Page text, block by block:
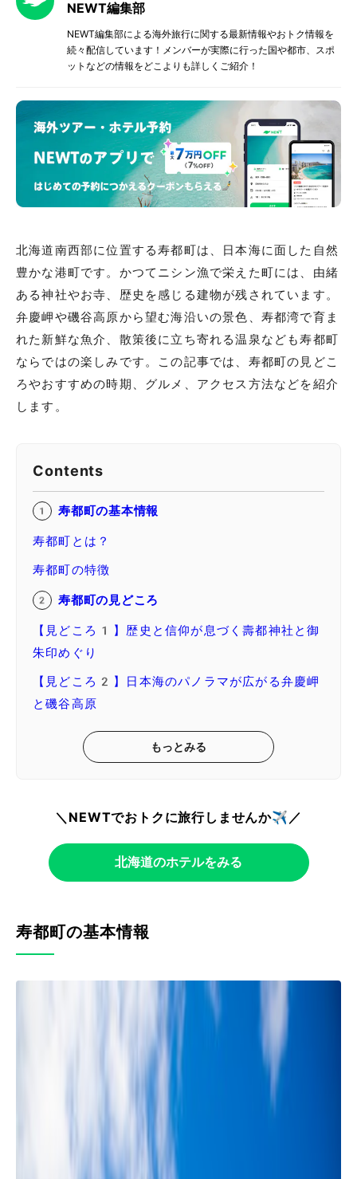
NEWT編集部
NEWT編集部による海外旅行に関する最新情報やおトク情報を
続々配信しています！メンバーが実際に行った国や都市、スポ
ットなどの情報をどこよりも詳しくご紹介！
北海道南西部に位置する寿都町は、日本海に面した自然
豊かな港町です。かつてニシン漁で栄えた町には、由緒
ある神社やお寺、歴史を感じる建物が残されています。
弁慶岬や磯谷高原から望む海沿いの景色、寿都湾で育ま
れた新鮮な魚介、散策後に立ち寄れる温泉なども寿都町
ならではの楽しみです。この記事では、寿都町の見どこ
ろやおすすめの時期、グルメ、アクセス方法などを紹介
します。
Contents
寿都町の基本情報
寿都町とは？
寿都町の特徴
寿都町の見どころ
【見どころ1】歴史と信仰が息づく壽都神社と御
朱印めぐり
【見どころ2】日本海のパノラマが広がる弁慶岬
と磯谷高原
もっとみる
＼NEWTでおトクに旅行しませんか✈️／
北海道のホテルをみる
寿都町の基本情報